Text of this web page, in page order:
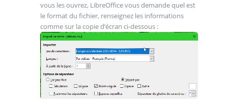
vous les ouvrez, LibreOffice vous demande quel est
le format du fichier, renseignez les informations
comme sur la copie d’écran ci-dessous :